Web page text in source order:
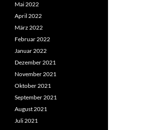
Mai 2022
April 2022
März 2022
Februar 2022
Januar 2022
Dezember 2021
November 2021
Oktober 2021
September 2021
August 2021
Juli 2021